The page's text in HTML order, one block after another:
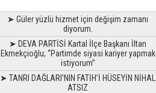
➤ Güler yüzlü hizmet için değişim zamanı
diyorum.
➤ DEVA PARTİSİ Kartal İlçe Başkanı İltan
Ekmekçioğlu; “Partimde siyasi kariyer yapmak
istiyorum”
➤ TANRI DAĞLARI’NIN FATİH’İ HÜSEYİN NİHAL
ATSIZ